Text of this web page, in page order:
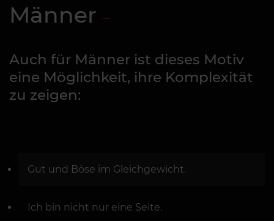
Männer
Auch für Männer ist dieses Motiv
eine Möglichkeit, ihre Komplexität
zu zeigen:
Gut und Böse im Gleichgewicht.
Ich bin nicht nur eine Seite.